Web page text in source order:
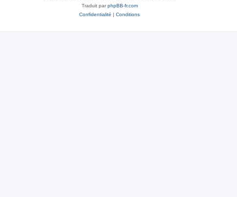
Traduit parphpBB-fr.com
Confidentialité | Conditions